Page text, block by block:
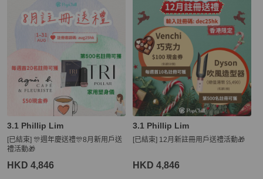
3.1 Phillip Lim
[已結束] 🎊週年慶送禮🎊8月新用戶送
禮活動🎁
HKD 4,846
3.1 Phillip Lim
[已結束] 12月新註冊用戶送禮活動🎁
HKD 4,846